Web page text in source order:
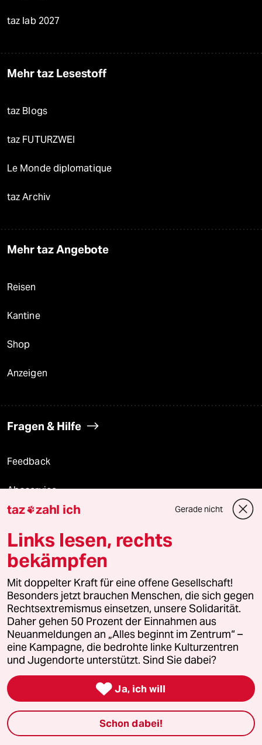
taz lab 2027
Mehr taz Lesestoff
taz Blogs
taz FUTURZWEI
Le Monde diplomatique
taz Archiv
Mehr taz Angebote
Reisen
Kantine
Shop
Anzeigen
Fragen & Hilfe
Feedback
Aboservice
Downloads für Abonnierende
© 2026 taz Verlags und Vertriebs GmbH
Alle Rechte vorbehalten. Bei rechtlichen Fragen oder für Genehmigungen
wenden Sie sich bitte anlizenzen@taz.de
Feedback Redaktionsstatut Kommune-Richtlinien
Leitlinie Datenschutz Impressum
Seitenwende Einwilligungen widerrufen (Ads)
taz zahl ich Gerade nicht
Links lesen, rechts
bekämpfen
Mit doppelter Kraft für eine offene Gesellschaft!
Besonders jetzt brauchen Menschen, die sich gegen
Rechtsextremismus einsetzen, unsere Solidarität.
Daher gehen 50 Prozent der Einnahmen aus
Neuanmeldungen an „Alles beginnt im Zentrum“ –
eine Kampagne, die bedrohte linke Kulturzentren
und Jugendorte unterstützt. Sind Sie dabei?
 Ja, ich will
Schon dabei!